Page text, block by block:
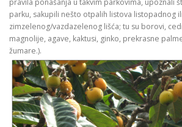
parku, sakupili nešto otpalih listova listopadnog ili
zimzelenog/vazdazelenog lišća; tu su borovi,
magnolije, agave, kaktusi, ginko, prekrasne
žumare.).